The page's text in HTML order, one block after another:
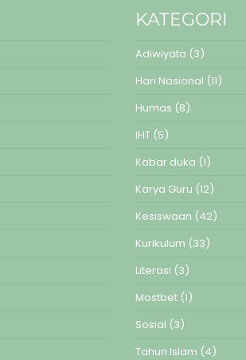
KATEGORI
Adiwiyata (3)
Hari Nasional (11)
Humas (8)
IHT(5)
Kabar duka (1)
Karya Guru (12)
Kesiswaan (42)
Kurikulum (33)
Literasi (3)
Mostbet(1)
Sosial (3)
Tahun Islam (4)